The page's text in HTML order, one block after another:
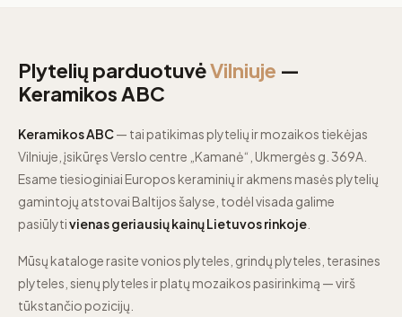
Plytelių parduotuvėVilniuje —
Keramikos ABC
Keramikos ABC— tai patikimas plytelių ir mozaikos tiekėjas
Vilniuje, įsikūręs Verslo centre „Kamanė“, Ukmergės g. 369A.
Esame tiesioginiai Europos keraminių ir akmens masės plytelių
gamintojų atstovai Baltijos šalyse, todėl visada galime
pasiūlytivienas geriausių kainų Lietuvos rinkoje
Mūsų kataloge rasite vonios plyteles, grindų plyteles, terasines
plyteles, sienų plyteles ir platų mozaikos pasirinkimą — virš
tūkstančio pozicijų.